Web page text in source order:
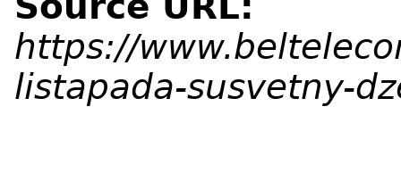
https://
listapada-susvetny-